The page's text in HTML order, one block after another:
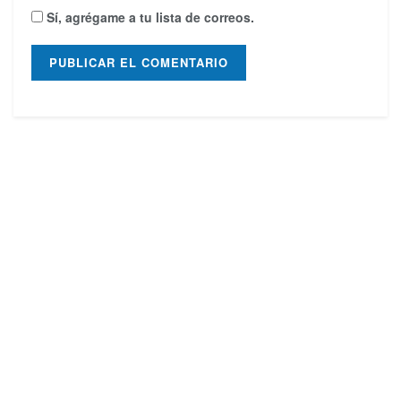
Sí, agrégame a tu lista de correos.